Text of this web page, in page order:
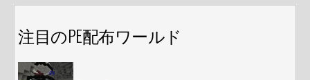
注目のPE配布ワールド